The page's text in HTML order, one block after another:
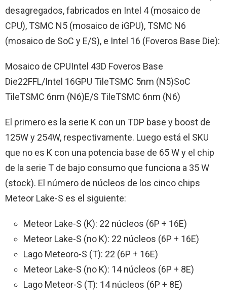
desagregados, fabricados en Intel 4 (mosaico de
CPU), TSMC N5 (mosaico de iGPU), TSMC N6
(mosaico de SoC y E/S), e Intel 16 (Foveros Base Die):
Mosaico de CPUIntel 43D Foveros Base
Die22FFL/Intel 16GPU TileTSMC 5nm (N5)SoC
TileTSMC 6nm (N6)E/S TileTSMC 6nm (N6)
El primero es la serie K con un TDP base y boost de
125W y 254W, respectivamente. Luego está el SKU
que no es K con una potencia base de 65 W y el chip
de la serie T de bajo consumo que funciona a 35 W
(stock). El número de núcleos de los cinco chips
Meteor Lake-S es el siguiente:
Meteor Lake-S (K): 22 núcleos (6P + 16E)
Meteor Lake-S (no K): 22 núcleos (6P + 16E)
Lago Meteoro-S (T): 22 (6P + 16E)
Meteor Lake-S (no K): 14 núcleos (6P + 8E)
Lago Meteor-S (T): 14 núcleos (6P + 8E)